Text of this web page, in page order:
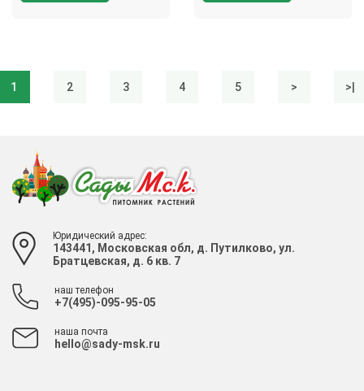
1 2 3 4 5 > >|
Юридический адрес:
143441, Московская обл, д. Путилково, ул.
Братцевская, д. 6 кв. 7
наш телефон
+7(495)-095-95-05
наша почта
hello@sady-msk.ru